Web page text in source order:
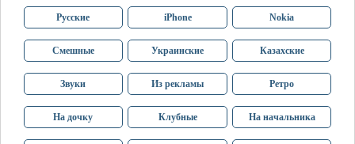
Русские iPhone Nokia
Смешные Украинские Казахские
Звуки Из рекламы Ретро
На дочку Клубные На начальника